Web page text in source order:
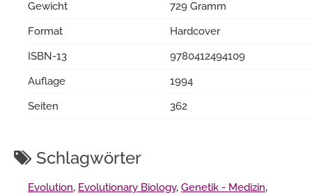
Gewicht
729 Gramm
Format
Hardcover
ISBN-13
9780412494109
Auflage
1994
Seiten
362
Schlagwörter
Evolution, Evolutionary Biology, Genetik - Medizin,